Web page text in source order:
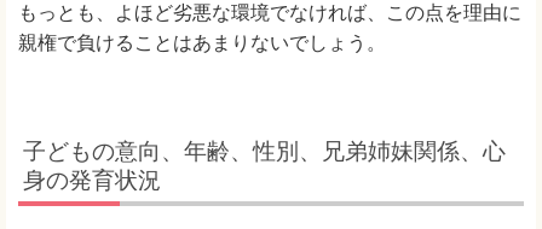
もっとも、よほど劣悪な環境でなければ、この点を理由に
親権で負けることはあまりないでしょう。
子どもの意向、年齢、性別、兄弟姉妹関係、心
身の発育状況